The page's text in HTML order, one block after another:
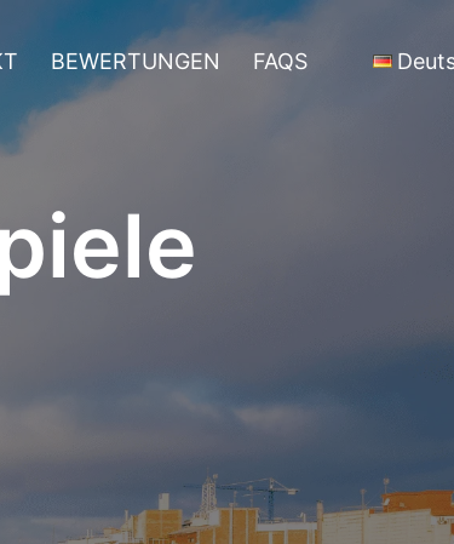
BEWERTUNGEN FAQS